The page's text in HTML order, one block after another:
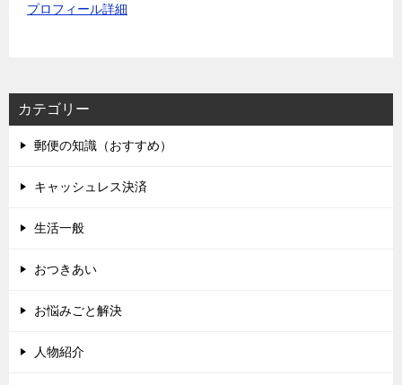
プロフィール詳細
カテゴリー
郵便の知識（おすすめ）
キャッシュレス決済
生活一般
おつきあい
お悩みごと解決
人物紹介